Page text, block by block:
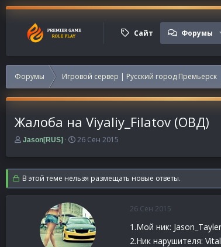
Сайт Форумы
Форумы Игровой сервер | Русский город Премьерск
Жалоба на Viyaliy_Filatov (ОВД)
А
т
о
р
т
Jason[RUS]
Д
т
а
н
а
ч
а
л
а
26 Сен 2015
В этой теме нельзя размещать новые ответы.
26 Сен 2015
1.Мой ник: Jason_Tayler
2.Ник нарушителя: